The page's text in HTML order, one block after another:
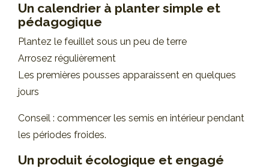
Un calendrier à planter simple et
pédagogique
Plantez le feuillet sous un peu de terre
Arrosez régulièrement
Les premières pousses apparaissent en quelques
jours
Conseil : commencer les semis en intérieur pendant
les périodes froides.
Un produit écologique et engagé